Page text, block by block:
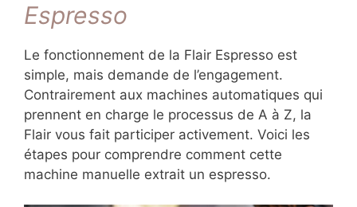
Espresso
Le fonctionnement de la Flair Espresso est
simple, mais demande de l’engagement.
Contrairement aux machines automatiques qui
prennent en charge le processus de A à Z, la
Flair vous fait participer activement. Voici les
étapes pour comprendre comment cette
machine manuelle extrait un espresso.